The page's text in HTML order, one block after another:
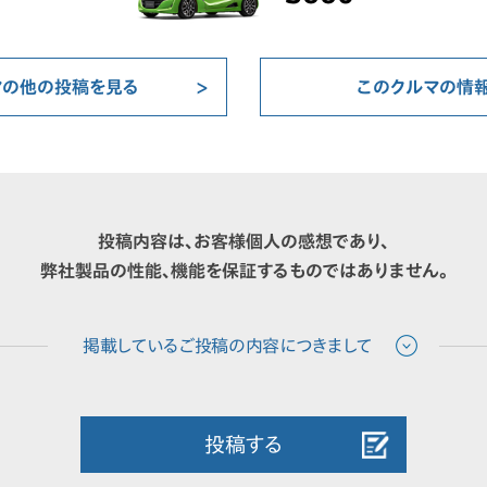
他の投稿を見る このクルマの情
投稿内容は、お客様個人の感想であり、
弊社製品の性能、機能を保証するものではありません。
投稿する